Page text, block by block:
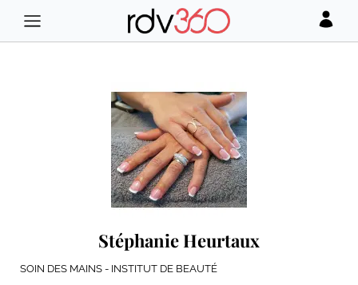
Stéphanie Heurtaux
SOIN DES MAINS - INSTITUT DE BEAUTÉ